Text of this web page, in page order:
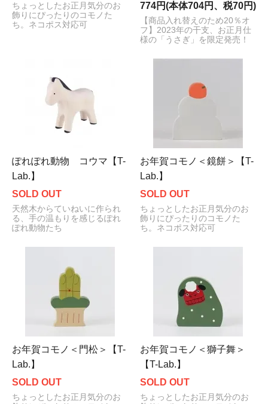
ちょっとしたお正月気分のお
飾りにぴったりのコモノた
ち。ネコポス対応可
774円(本体704円、税70円)
【商品入れ替えのため20％オ
フ】2023年の干支、お正月仕
様の「うさぎ」を限定発売！
ぽれぽれ動物 コウマ【T-
Lab.】
SOLD OUT
天然木からていねいに作られ
る、手の温もりを感じるぽれ
ぽれ動物たち
お年賀コモノ＜鏡餅＞【T-
Lab.】
SOLD OUT
ちょっとしたお正月気分のお
飾りにぴったりのコモノた
ち。ネコポス対応可
お年賀コモノ＜門松＞【T-
Lab.】
SOLD OUT
ちょっとしたお正月気分のお
お年賀コモノ＜獅子舞＞
【T-Lab.】
SOLD OUT
ちょっとしたお正月気分のお